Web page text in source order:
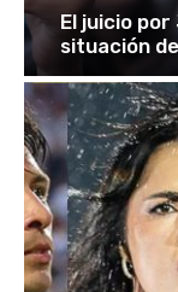
El juicio
situación